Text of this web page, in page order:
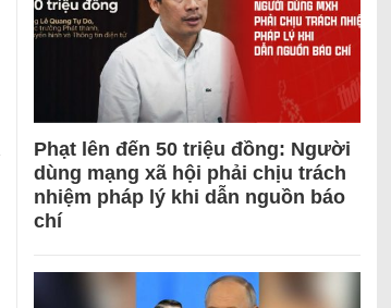
Phạt lên đến 50 triệu đồng: Người
dùng mạng xã hội phải chịu trách
nhiệm pháp lý khi dẫn nguồn báo
chí